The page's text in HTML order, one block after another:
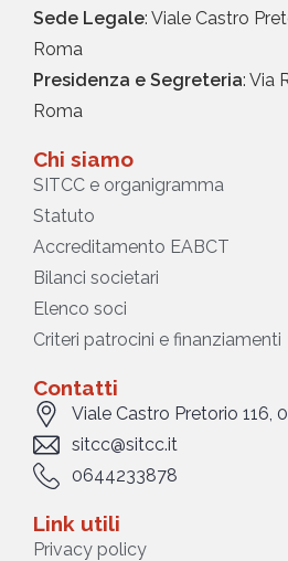
Sede Legale: Viale Castro
Roma
Presidenza e Segreteria: Via
Roma
Chi siamo
SITCC e organigramma
Statuto
Accreditamento EABCT
Bilanci societari
Elenco soci
Criteri patrocini e finanziamenti
Contatti
Viale Castro Pretorio 116,
sitcc@sitcc.it
0644233878
Link utili
Privacy policy